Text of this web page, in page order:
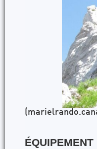
ÉQUIPEMENT